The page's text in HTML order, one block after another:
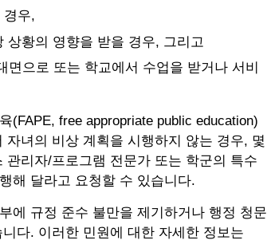
경우,
상황의 영향을 받을 경우, 그리고
으로 또는 학교에서 수업을 받거나 서비
(FAPE, free appropriate public education)
녀의 비상 계획을 시행하지 않는 경우, 몇
리자/프로그램 전문가 또는 학군의 특수
해 달라고 요청할 수 있습니다.
에 규정 준수 불만을 제기하거나 행정 청문
다. 이러한 민원에 대한 자세한 정보는